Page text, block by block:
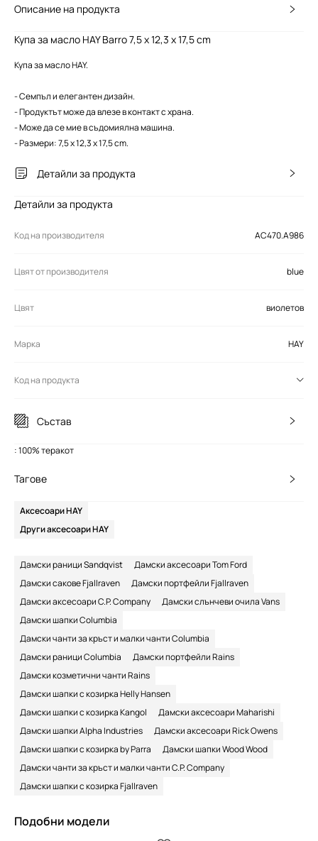
Описание на продукта
Купа за масло HAY Barro 7,5 x 12,3 x 17,5 cm
Купа за масло HAY.
- Семпъл и елегантен дизайн.
- Продуктът може да влезе в контакт с храна.
- Може да се мие в съдомиялна машина.
- Размери: 7,5 x 12,3 x 17,5 cm.
Детайли за продукта
Детайли за продукта
Код на производителя AC470.A986
Цвят от производителя blue
Цвят виолетов
Марка HAY
Код на продукта
Състав
: 100% теракот
Тагове
Аксесоари HAY
Други аксесоари HAY
Дамски раници Sandqvist
Дамски аксесоари Tom Ford
Дамски сакове Fjallraven
Дамски портфейли Fjallraven
Дамски аксесоари C.P. Company
Дамски слънчеви очила Vans
Дамски шапки Columbia
Дамски чанти за кръст и малки чанти Columbia
Дамски раници Columbia
Дамски портфейли Rains
Дамски козметични чанти Rains
Дамски шапки с козирка Helly Hansen
Дамски шапки с козирка Kangol
Дамски аксесоари Maharishi
Дамски шапки Alpha Industries
Дамски аксесоари Rick Owens
Дамски шапки с козирка by Parra
Дамски шапки Wood Wood
Дамски чанти за кръст и малки чанти C.P. Company
Дамски шапки с козирка Fjallraven
Подобни модели